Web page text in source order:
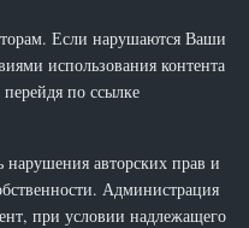
Если нарушаются Ваши
использования контента
по ссылке
нарушения авторских прав и
Администрация
при условии надлежащего